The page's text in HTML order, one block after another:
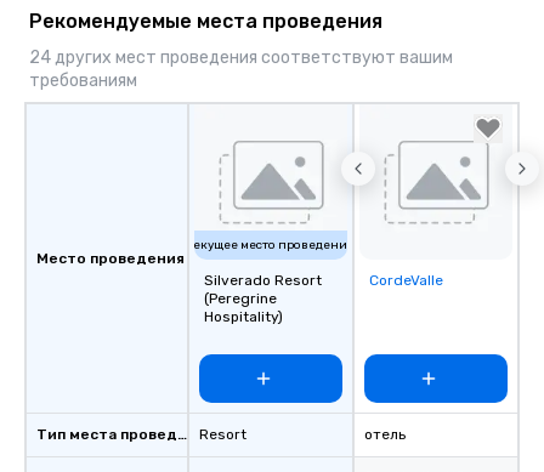
Рекомендуемые места проведения
24 других мест проведения соответствуют вашим
требованиям
Место проведения
Тип места проведения
Текущее место проведения
Silverado Resort
(Peregrine
Hospitality)
Resort
Removed from
CordeValle
отель